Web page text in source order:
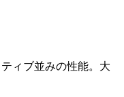
ィブ並みの性能。大